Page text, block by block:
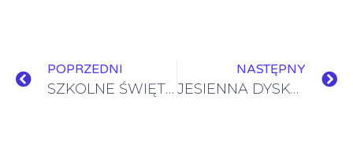
POPRZEDNI
SZKOLNE ŚWIĘTO POEZJI
NASTĘPNY
JESIENNA DYSKOTEKA